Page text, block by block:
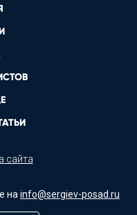
сайта
на info@sergiev-posad.ru